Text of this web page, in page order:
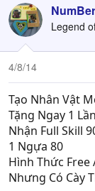
r
e
a
d
s
t
a
r
t
e
r
Legend
4/8/14
Tạo Nhân Vật
Tặng Ngay 1
Nhận Full Skill
1 Ngựa 80
Hình Thức
Nhưng Có Cày